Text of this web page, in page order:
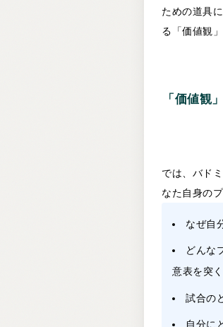
ための道具
る「価値観
「価値観
では、バド
なた自身の
なぜ自
どんな
意表を突
試合の
自分に